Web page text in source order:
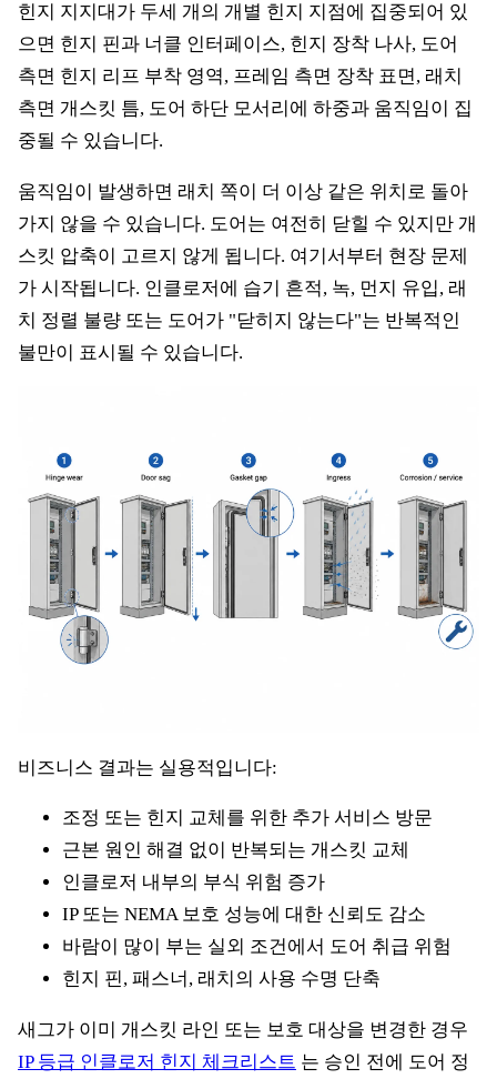
힌지 지지대가 두세 개의 개별 힌지 지점에 집중되어 있
으면 힌지 핀과 너클 인터페이스, 힌지 장착 나사, 도어
측면 힌지 리프 부착 영역, 프레임 측면 장착 표면, 래치
측면 개스킷 틈, 도어 하단 모서리에 하중과 움직임이 집
중될 수 있습니다.
움직임이 발생하면 래치 쪽이 더 이상 같은 위치로 돌아
가지 않을 수 있습니다. 도어는 여전히 닫힐 수 있지만 개
스킷 압축이 고르지 않게 됩니다. 여기서부터 현장 문제
가 시작됩니다. 인클로저에 습기 흔적, 녹, 먼지 유입, 래
치 정렬 불량 또는 도어가 "닫히지 않는다"는 반복적인
불만이 표시될 수 있습니다.
비즈니스 결과는 실용적입니다:
조정 또는 힌지 교체를 위한 추가 서비스 방문
근본 원인 해결 없이 반복되는 개스킷 교체
인클로저 내부의 부식 위험 증가
IP 또는 NEMA 보호 성능에 대한 신뢰도 감소
바람이 많이 부는 실외 조건에서 도어 취급 위험
힌지 핀, 패스너, 래치의 사용 수명 단축
새그가 이미 개스킷 라인 또는 보호 대상을 변경한 경우
IP 등급 인클로저 힌지 체크리스트 는 승인 전에 도어 정